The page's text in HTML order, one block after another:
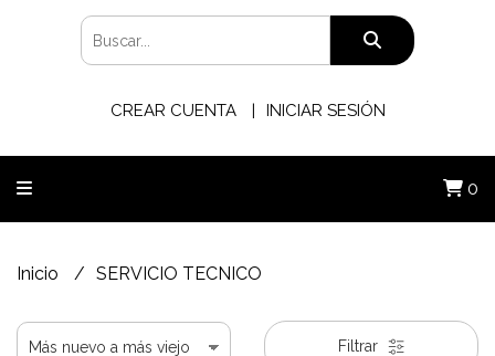
CREAR CUENTA INICIAR SESIÓN
0
Inicio SERVICIO TECNICO
Filtrar